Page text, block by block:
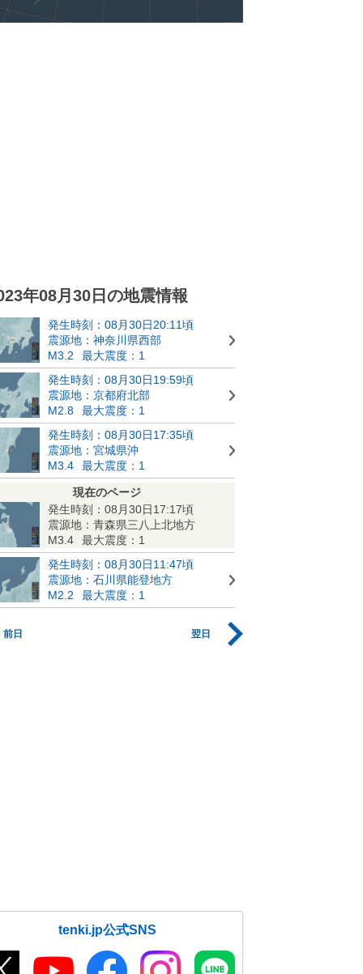
年08月30日の地震情報
発生時刻：08月30日20:11頃
震源地：神奈川県西部
M3.2
最大震度：1
発生時刻：08月30日19:59頃
震源地：京都府北部
M2.8
最大震度：1
発生時刻：08月30日17:35頃
震源地：宮城県沖
M3.4
最大震度：1
現在のページ
発生時刻：08月30日17:17頃
震源地：青森県三八上北地方
M3.4
最大震度：1
発生時刻：08月30日11:47頃
震源地：石川県能登地方
M2.2
最大震度：1
前日 翌日
tenki.jp公式SNS